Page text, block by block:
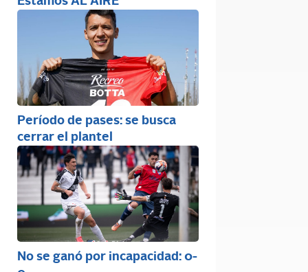
Período de pases: se busca
cerrar el plantel
No se ganó por incapacidad: 0-